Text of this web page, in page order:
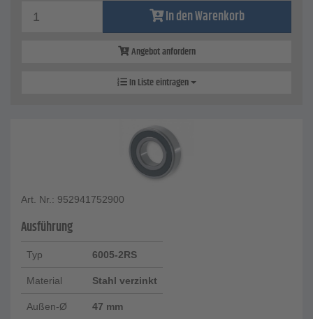
In den Warenkorb
Angebot anfordern
In Liste eintragen
Art. Nr.: 952941752900
Ausführung
Typ 6005-2RS
Material Stahl verzinkt
Außen-Ø 47 mm